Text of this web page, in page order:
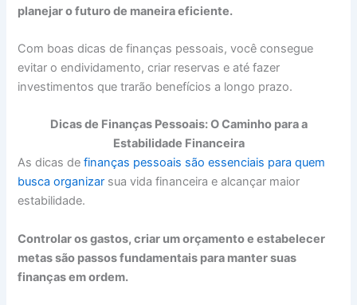
planejar o futuro de maneira eficiente.
Com boas dicas de finanças pessoais, você consegue
evitar o endividamento, criar reservas e até fazer
investimentos que trarão benefícios a longo prazo.
Dicas de Finanças Pessoais: O Caminho para a
Estabilidade Financeira
As dicas definanças pessoais são essenciais para quem
busca organizar sua vida financeira e alcançar maior
estabilidade.
Controlar os gastos, criar um orçamento e estabelecer
metas são passos fundamentais para manter suas
finanças em ordem.